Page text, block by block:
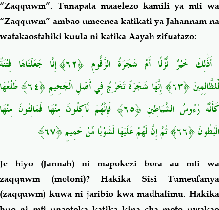
“Zaqquwm”. Tunapata maaelezo kamili ya mti wa
“Zaqquwm” ambao umeenea katikati ya Jahannam na
watakaostahiki kuula ni katika Aayah zifuatazo:
أَذَٰلِكَ خَيْرٌ نُّزُلًا أَمْ شَجَرَةُ الزَّقُّومِ ﴿٦٢﴾ إِنَّا جَعَلْنَاهَا فِتْنَةً
لِّلظَّالِمِينَ ﴿٦٣﴾ إِنَّهَا شَجَرَةٌ تَخْرُجُ فِي أَصْلِ الْجَحِيمِ ﴿٦٤﴾ طَلْعُهَا
كَأَنَّهُ رُءُوسُ الشَّيَاطِينِ ﴿٦٥﴾ فَإِنَّهُمْ لَآكِلُونَ مِنْهَا فَمَالِئُونَ مِنْهَا
الْبُطُونَ ﴿٦٦﴾ ثُمَّ إِنَّ لَهُمْ عَلَيْهَا لَشَوْبًا مِّنْ حَمِيمٍ ﴿٦٧﴾
Je hiyo (Jannah) ni mapokezi bora au mti wa
zaqquwm (motoni)? Hakika Sisi Tumeufanya
(zaqquwm) kuwa ni jaribio kwa madhalimu. Hakika